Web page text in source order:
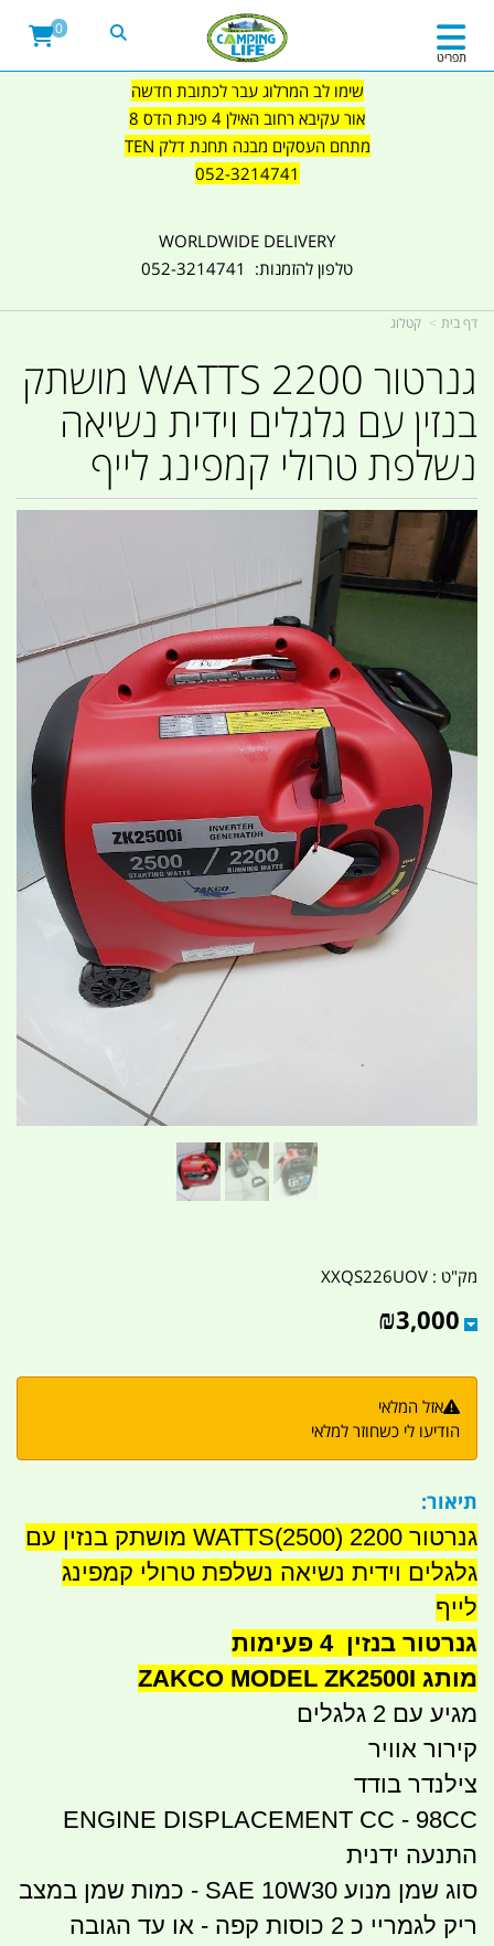
שימו לב המרלוג עבר לכתובת חדשה
אור עקיבא רחוב האילן 4 פינת הדס 8
מתחם העסקים מבנה תחנת דלק TEN
052-3214741
WORLDWIDE DELIVERY
טלפון להזמנות: 052-3214741
תפריט
0
דף בית קטלוג
גנרטור 2200 WATTS מושתק
בנזין עם גלגלים וידית נשיאה
נשלפת טרולי קמפינג לייף
מק"ט : XXQS226UOV
₪3,000
אזל המלאי
הודיעו לי כשחוזר למלאי
תיאור:
גנרטור 2200 (2500)WATTS מושתק בנזין עם
גלגלים וידית נשיאה נשלפת טרולי קמפינג
לייף
גנרטור בנזין 4 פעימות
מותג ZAKCO MODEL ZK2500I
מגיע עם 2 גלגלים
קירור אוויר
צילנדר בודד
ENGINE DISPLACEMENT CC - 98CC
התנעה ידנית
סוג שמן מנוע SAE 10W30 - כמות שמן במצב
ריק לגמריי כ 2 כוסות קפה - או עד הגובה